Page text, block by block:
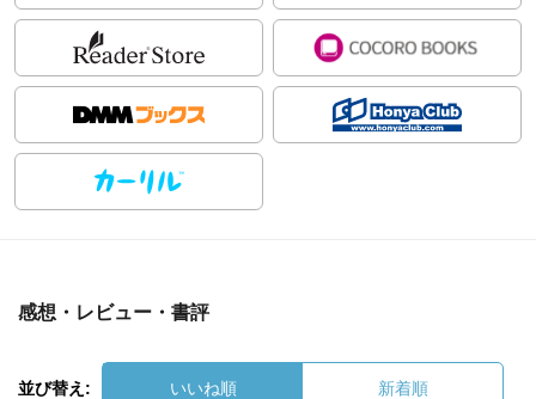
感想・レビュー・書評
並び替え: いいね順 新着順